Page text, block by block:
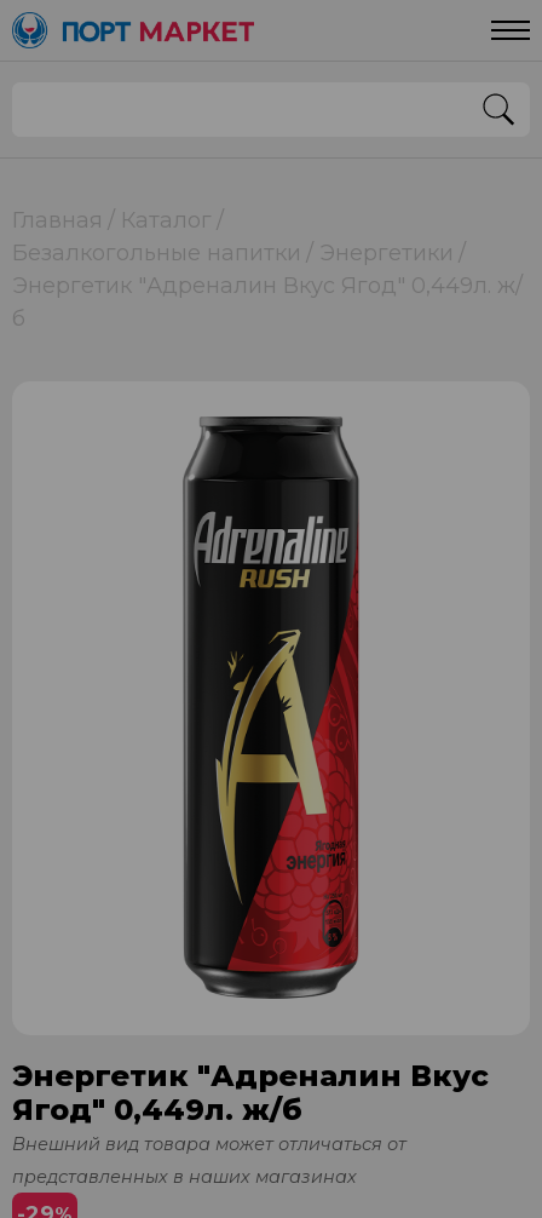
Главная
Каталог
Безалкогольные напитки
Энергетики
Энергетик "Адреналин Вкус Ягод" 0,449л. ж/
б
Энергетик "Адреналин Вкус
Ягод" 0,449л. ж/б
Внешний вид товара может отличаться от
представленных в наших магазинах